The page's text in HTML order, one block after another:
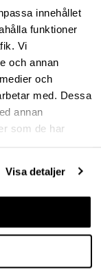
innehållet
funktioner
Vi
och annan
och
med. Dessa
annan
som de har
Visa detaljer